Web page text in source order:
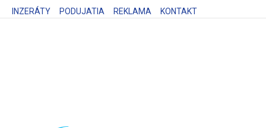
INZERÁTY PODUJATIA REKLAMA KONTAKT